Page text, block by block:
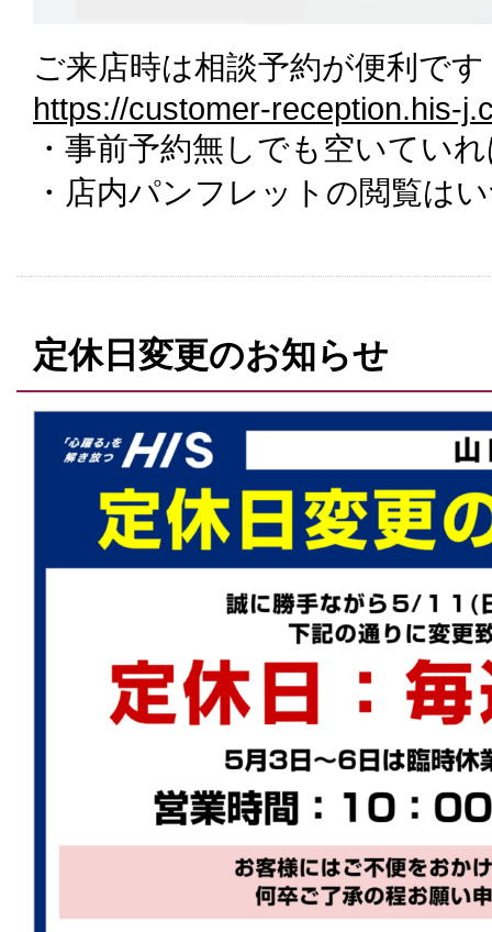
ご来店時は相談予約が便利です
https://customer-reception.his-
・事前予約無しでも空いてい
・店内パンフレットの閲覧は
定休日変更のお知らせ